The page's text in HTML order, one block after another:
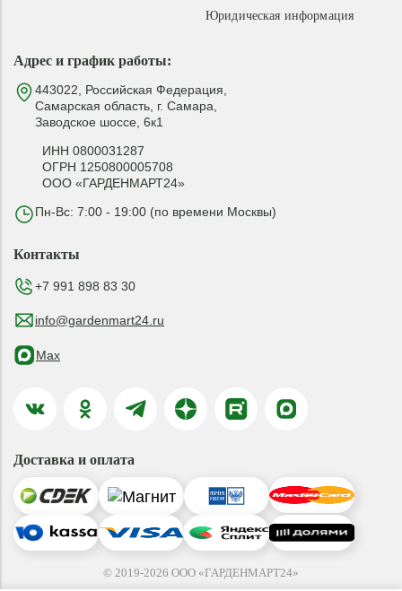
Адрес и график работы:
443022, Российская Федерация,
Самарская область, г. Самара,
Заводское шоссе, 6к1
ИНН 0800031287
ОГРН 1250800005708
ООО «ГАРДЕНМАРТ24»
Пн-Вс: 7:00 - 19:00 (по времени Москвы)
Юридическая информация
Контакты
+7 991 898 83 30
info@gardenmart24.ru
Max
Доставка и оплата
© 2019-2026 ООО «ГАРДЕНМАРТ24»